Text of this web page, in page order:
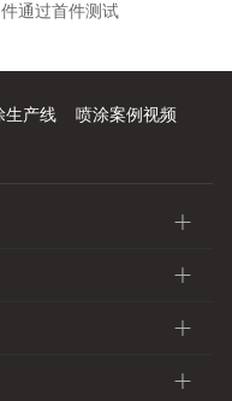
通过首件测试
生产线
喷涂案例视频